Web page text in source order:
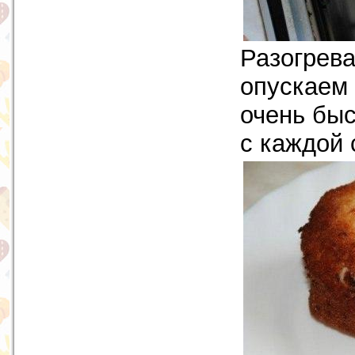
очень
с каждой